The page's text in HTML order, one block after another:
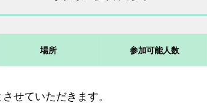
場所 参加可能人数
させていただきます。